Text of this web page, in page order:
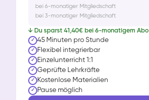
bei 6-monatiger Mitgliedschaft
bei 3-monatiger Mitgliedschaft
↓ Du sparst 41,40€ bei 6-monatigem Abo
✓ 45 Minuten pro Stunde
✓ Flexibel integrierbar
✓ Einzelunterricht 1:1
✓ Geprüfte Lehrkräfte
✓ Kostenlose Materialien
✓ Pause möglich